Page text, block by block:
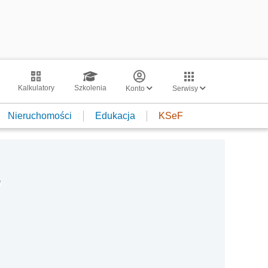
Kalkulatory Szkolenia Konto Serwisy
Nieruchomości Edukacja KSeF